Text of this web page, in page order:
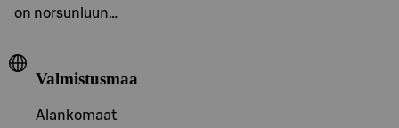
on norsunluun…
Valmistusmaa
Alankomaat